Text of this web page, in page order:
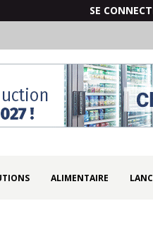
SE
ALIMENTAIRE